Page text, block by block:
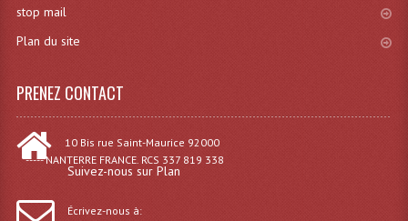
stop mail
Plan du site
PRENEZ CONTACT
10 Bis rue Saint-Maurice 92000
----- NANTERRE FRANCE. RCS 337 819 338
Suivez-nous sur Plan
Écrivez-nous à: